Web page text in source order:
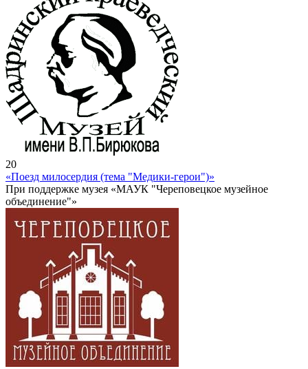
20
«Поезд милосердия (тема "Медики-герои")»
При поддержке музея «МАУК "Череповецкое музейное
объединение"»